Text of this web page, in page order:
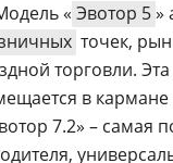
« Эвотор 5»
точек,
торговли.
в кармане
7.2» – самая